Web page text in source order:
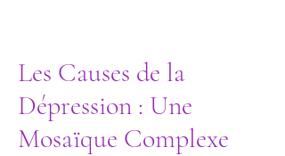
Les Causes de la
Dépression : Une
Mosaïque Complexe